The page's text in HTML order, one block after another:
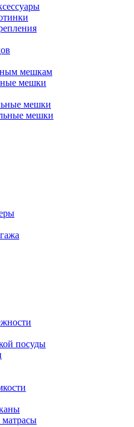
мешкам
мешки
мешки
мешки
посуды
матрасы